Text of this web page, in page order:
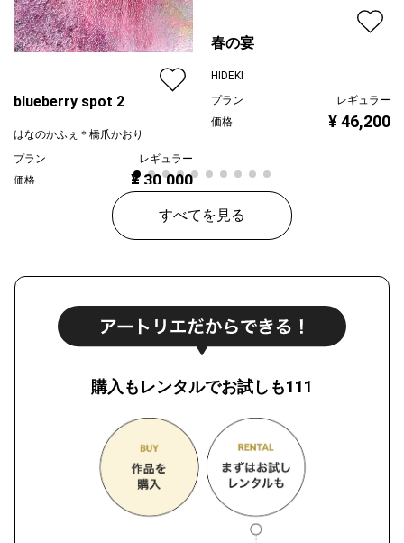
blueberry spot 2
はなのかふぇ＊橋爪かおり
プラン
レギュラー
価格
¥ 30,000
春の宴
HIDEKI
プラン
レギュラー
価格
¥ 46,200
すべてを見る
購入もレンタルでお試しも111